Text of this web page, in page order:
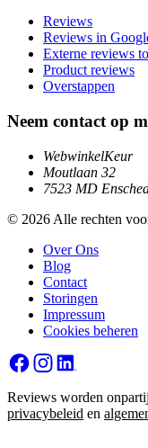
Reviews
Reviews in
Externe reviews
Product reviews
Overstappen
Neem contact op
WebwinkelKeur
Moutlaan 32
7523 MD
© 2026 Alle rechten
Over Ons
Blog
Contact
Storingen
Impressum
Cookies beheren
Reviews worden
privacybeleid en